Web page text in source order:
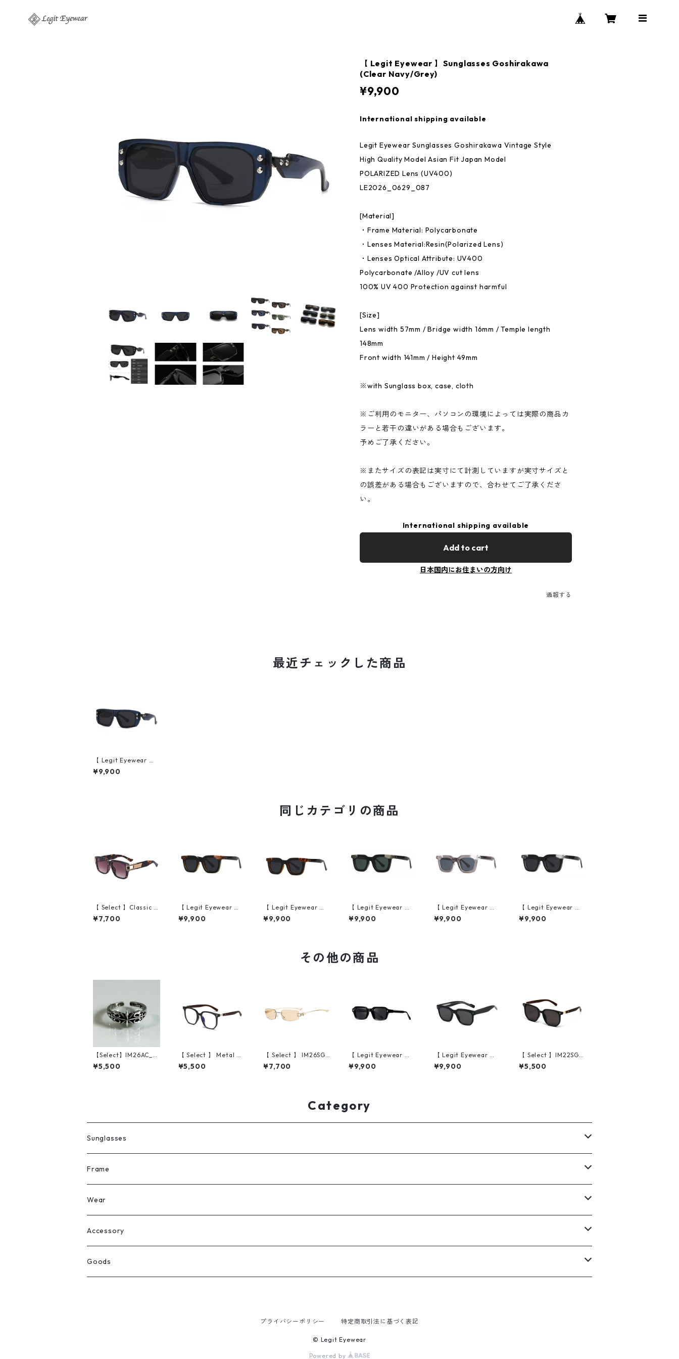
【 Legit Eyewear 】Sunglasses Goshirakawa
(Clear Navy/Grey)
¥9,900
International shipping available
Legit Eyewear Sunglasses Goshirakawa Vintage Style
High Quality Model Asian Fit Japan Model
POLARIZED Lens (UV400)
LE2026_0629_087
[Material]
・Frame Material: Polycarbonate
・Lenses Material:Resin(Polarized Lens)
・Lenses Optical Attribute: UV400
Polycarbonate /Alloy /UV cut lens
100% UV 400 Protection against harmful
[Size]
Lens width 57mm / Bridge width 16mm / Temple length
148mm
Front width 141mm / Height 49mm
※with Sunglass box, case, cloth
※ご利用のモニター、パソコンの環境によっては実際の商品カ
ラーと若干の違いがある場合もございます。
予めご了承ください。
※またサイズの表記は実寸にて計測していますが実寸サイズと
の誤差がある場合もございますので、合わせてご了承くださ
い。
International shipping available
Add to cart
日本国内にお住まいの方向け
通報する
最近チェックした商品
【 Legit Eyewear 】S
unglasses Goshiraka
wa (Clear Navy/Gre
¥9,900
同じカテゴリの商品
【 Select 】Classic V
intage Square Large
Flame Sunglasses (D
¥7,700
【 Legit Eyewear 】S
unglasses Konoe (Bl
ack Wood/Grey)
¥9,900
【 Legit Eyewear 】S
unglasses Konoe (Bl
ack Demi/Grey)
¥9,900
【 Legit Eyewear 】S
unglasses Konoe (Bl
ack Clear Grey/Gree
¥9,900
【 Legit Eyewear 】S
unglasses Konoe (Cl
ear Grey/Grey)
¥9,900
【 Legit Eyewear 】S
unglasses Konoe (Bl
ack Clear/Grey)
¥9,900
その他の商品
【Select】IM26AC_R
G055/ Vintage Cros
s Star Ring（Silver）
¥5,500
【 Select 】 Metal Ar
tificial Wood Vintag
e Sunglasses (Black/
¥5,500
【 Select 】 IM26SG0
191 / Rectangle Riml
ess Sunglasses(Gol
¥7,700
【 Legit Eyewear 】S
unglasses Koken (Bl
ack/Grey)
¥9,900
【 Legit Eyewear 】S
unglasses Sutoku (Bl
ack/Grey)
¥9,900
【 Select 】IM22SG0
38 / Metal Artificial
Wood Vintage Sungl
¥5,500
Category
Sunglasses
All
Legit Eyewear
Select
Frame
ボストン
ウェリントン
スクエア
Wear
All
Tee
Accessory
Ring
Goods
プライバシーポリシー 特定商取引法に基づく表記
© Legit Eyewear
Powered by